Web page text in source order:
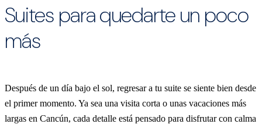
Suites para quedarte un poco
más
Después de un día bajo el sol, regresar a tu suite se siente bien desde
el primer momento. Ya sea una visita corta o unas vacaciones más
largas en Cancún, cada detalle está pensado para disfrutar con calma